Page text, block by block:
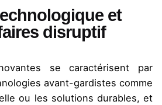
et
disruptif
se caractérisent par
avant-gardistes comme
ou les solutions durables, et